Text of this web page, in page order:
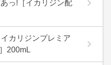
っ!［イカリジン配
カリジンプレミア
200mL